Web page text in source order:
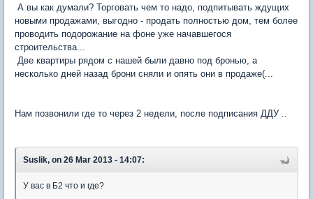
А вы как думали? Торговать чем то надо, подпитывать ждущих
новыми продажами, выгодно - продать полностью дом, тем более
проводить подорожание на фоне уже начавшегося
строительства...
Две квартиры рядом с нашей были давно под бронью, а
несколько дней назад брони сняли и опять они в продаже(...
Нам позвонили где то через 2 недели, после подписания ДДУ ..
Suslik, on 26 Mar 2013 - 14:07:
У вас в Б2 что и где?